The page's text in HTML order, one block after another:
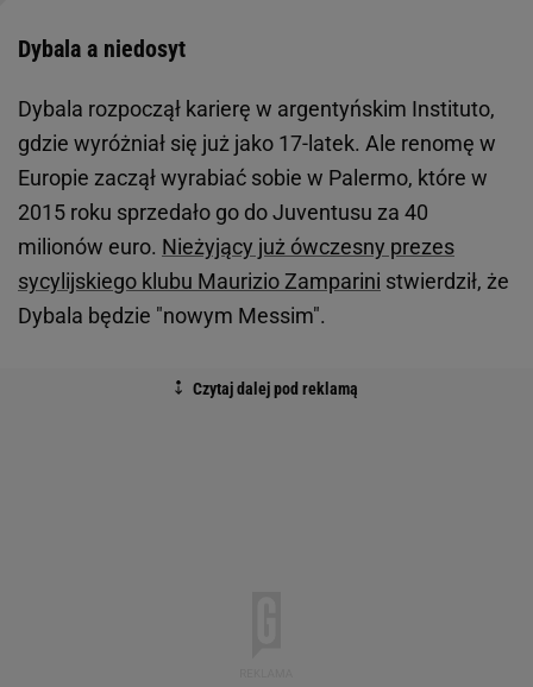
Dybala a niedosyt
Dybala rozpoczął karierę w argentyńskim Instituto,
gdzie wyróżniał się już jako 17-latek. Ale renomę w
Europie zaczął wyrabiać sobie w Palermo, które w
2015 roku sprzedało go do Juventusu za 40
milionów euro. Nieżyjący już ówczesny prezes
sycylijskiego klubu Maurizio Zamparini stwierdził, że
Dybala będzie "nowym Messim".